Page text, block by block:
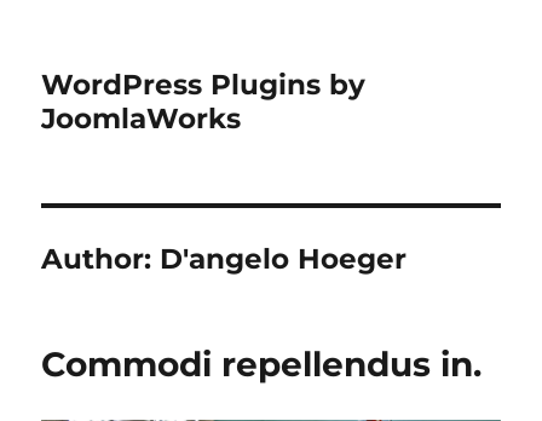
WordPress Plugins by
JoomlaWorks
Author: D'angelo Hoeger
Commodi repellendus in.